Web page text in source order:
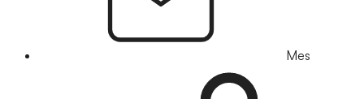
Mes